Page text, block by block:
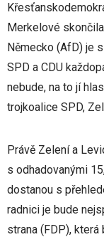
Merkelové
Německo (AfD) je
SPD a CDU
nebude, na to jí
trojkoalice SPD,
Právě Zelení a
s odhadovanými
dostanou s
radnici je bude
strana (FDP),